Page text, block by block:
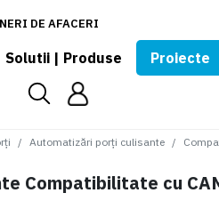
DE AFACERI
Solutii | Produse Proiecte
Automatizări porți culisante
Compatibilitate cu